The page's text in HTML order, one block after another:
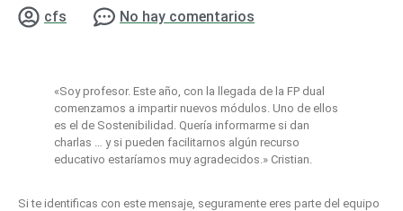
cfs No hay comentarios
«Soy profesor. Este año, con la llegada de la FP dual
comenzamos a impartir nuevos módulos. Uno de ellos
es el de Sostenibilidad. Quería informarme si dan
charlas … y si pueden facilitarnos algún recurso
educativo estaríamos muy agradecidos.» Cristian.
Si te identificas con este mensaje, seguramente eres parte del equipo